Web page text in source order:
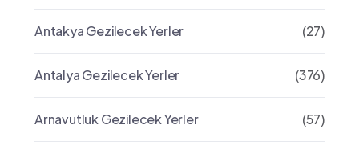
Antakya Gezilecek Yerler (27)
Antalya Gezilecek Yerler (376)
Arnavutluk Gezilecek Yerler (57)